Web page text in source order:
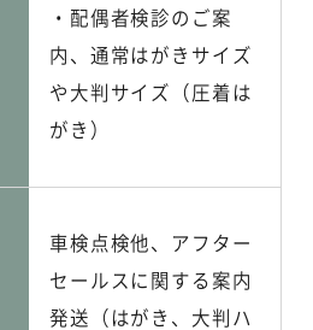
・配偶者検診のご案
内、通常はがきサイズ
や大判サイズ（圧着は
がき）
車検点検他、アフター
セールスに関する案内
発送（はがき、大判ハ